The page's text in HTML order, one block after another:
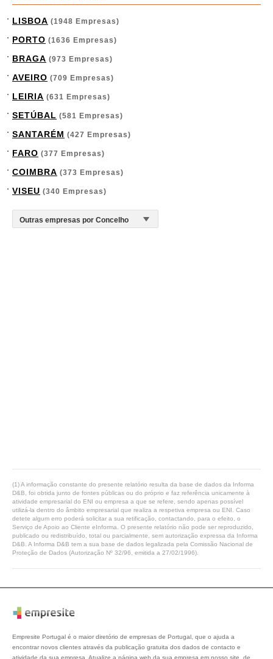
LISBOA (1948 Empresas)
PORTO (1636 Empresas)
BRAGA (973 Empresas)
AVEIRO (709 Empresas)
LEIRIA (631 Empresas)
SETÚBAL (581 Empresas)
SANTARÉM (427 Empresas)
FARO (377 Empresas)
COIMBRA (373 Empresas)
VISEU (340 Empresas)
(1) A informação constante do presente relatório resulta da base de dados da Informa
D&B, foi obtida junto de fontes públicas ou do próprio e faz referência unicamente à
atividade empresarial do ENI ou empresa a que se refere, sendo apenas possível
utilizá-la dentro do âmbito empresarial que realiza a respetiva empresa ou ENI. Caso
detete algum erro poderá solicitar a sua retificação, contactando, para o efeito, o
Serviço de Apoio ao Cliente eInforma. O presente relatório não pode ser reproduzido,
publicado ou redistribuído, total ou parcialmente, sem autorização expressa da Informa
D&B. A Informa D&B tem a sua base de dados legalizada pela Comissão Nacional de
Proteção de Dados (Autorização Nº 32/96, emitida a 27/02/1996).
Empresite Portugal é o maior diretório de empresas de Portugal, que o ajuda a
encontrar novos clientes através da publicação gratuita dos dados de contacto e